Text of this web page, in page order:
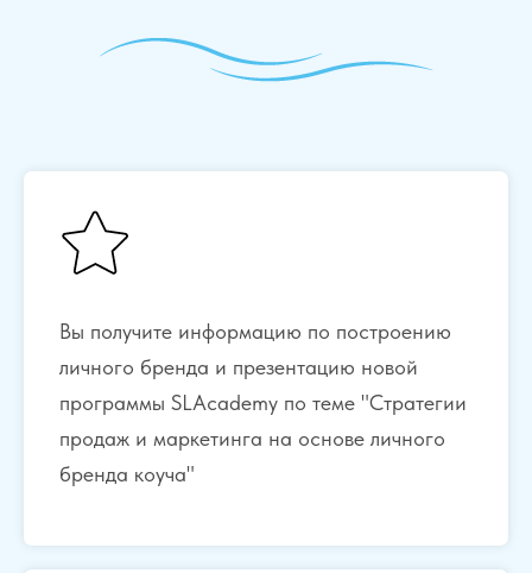
Вы получите информацию по построению
личного бренда и презентацию новой
программы SLAcademy по теме "Стратегии
продаж и маркетинга на основе личного
бренда коуча"